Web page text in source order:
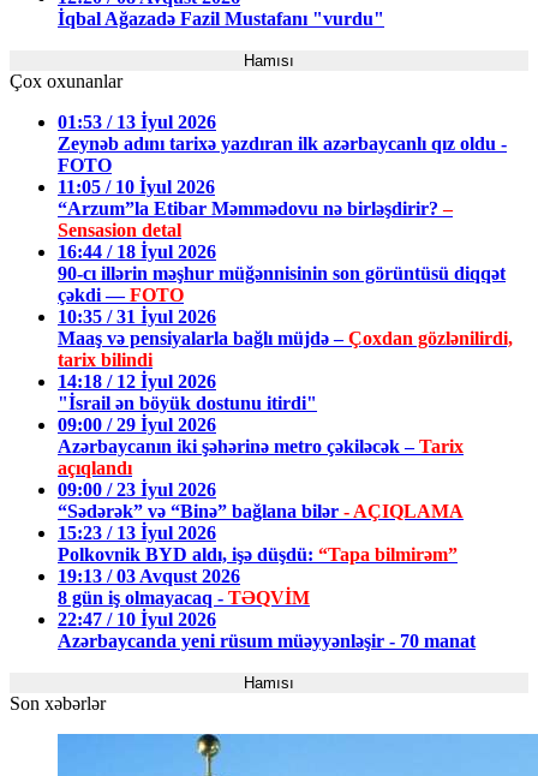
İqbal Ağazadə Fazil Mustafanı "vurdu"
Hamısı
Çox oxunanlar
01:53 / 13 İyul 2026
Zeynəb adını tarixə yazdıran ilk azərbaycanlı qız oldu -
FOTO
11:05 / 10 İyul 2026
“Arzum”la Etibar Məmmədovu nə birləşdirir?–
Sensasion detal
16:44 / 18 İyul 2026
90-cı illərin məşhur müğənnisinin son görüntüsü diqqət
çəkdi —FOTO
10:35 / 31 İyul 2026
Maaş və pensiyalarla bağlı müjdə –Çoxdan gözlənilirdi,
tarix bilindi
14:18 / 12 İyul 2026
"İsrail ən böyük dostunu itirdi"
09:00 / 29 İyul 2026
Azərbaycanın iki şəhərinə metro çəkiləcək –Tarix
açıqlandı
09:00 / 23 İyul 2026
“Sədərək” və “Binə” bağlana bilər - AÇIQLAMA
15:23 / 13 İyul 2026
Polkovnik BYD aldı, işə düşdü: “Tapa bilmirəm”
19:13 / 03 Avqust 2026
8 gün iş olmayacaq - TƏQVİM
22:47 / 10 İyul 2026
Azərbaycanda yeni rüsum müəyyənləşir - 70 manat
Hamısı
Son xəbərlər